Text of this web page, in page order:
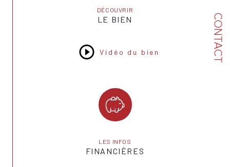
CONTACT
Type de chauffage
Année de construction
DÉCOUVRIR
LE BIEN
Vidéo du bien
LES INFOS
FINANCIÈRES